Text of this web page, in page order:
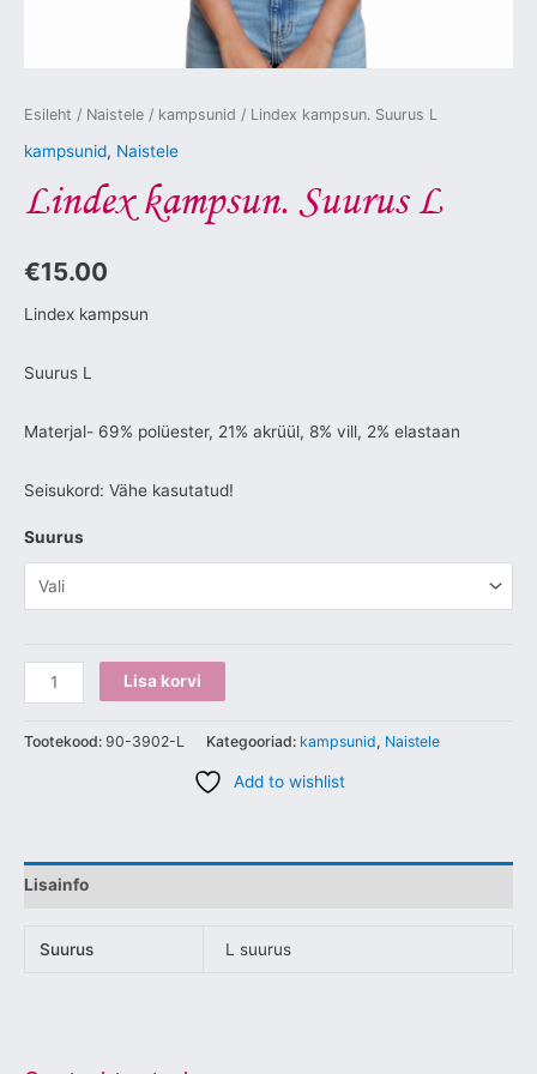
Esileht / Naistele / kampsunid / Lindex kampsun. Suurus L
kampsunid, Naistele
Lindex kampsun. Suurus L
€15.00
Lindex kampsun
Suurus L
Materjal- 69% polüester, 21% akrüül, 8% vill, 2% elastaan
Seisukord: Vähe kasutatud!
Suurus
Lisa korvi
Tootekood: 90-3902-L Kategooriad: kampsunid, Naistele
Add to wishlist
Lisainfo
Suurus L suurus